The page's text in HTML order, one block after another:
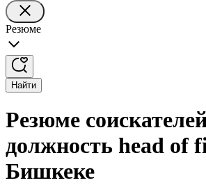
Резюме
Найти
Резюме
должность head of
Бишкеке